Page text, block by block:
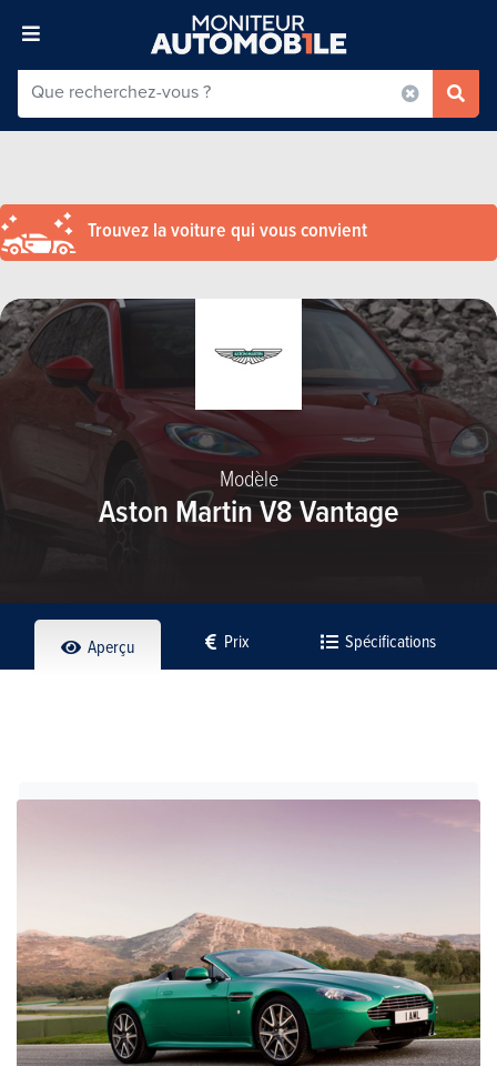
Trouvez la voiture qui vous convient
Modèle
Aston Martin V8 Vantage
Aperçu Prix Spécifications